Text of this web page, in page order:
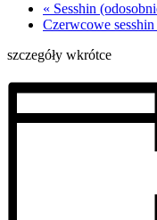
« Sesshin
Czerwcowe
szczegóły wkrótce